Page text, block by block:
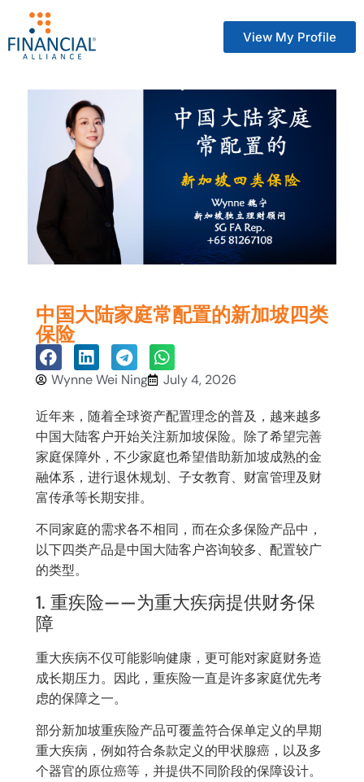
View My Profile
中国大陆家庭常配置的新加坡四类
保险
Wynne Wei Ning July 4, 2026
近年来，随着全球资产配置理念的普及，越来越多
中国大陆客户开始关注新加坡保险。除了希望完善
家庭保障外，不少家庭也希望借助新加坡成熟的金
融体系，进行退休规划、子女教育、财富管理及财
富传承等长期安排。
不同家庭的需求各不相同，而在众多保险产品中，
以下四类产品是中国大陆客户咨询较多、配置较广
的类型。
1. 重疾险——为重大疾病提供财务保
障
重大疾病不仅可能影响健康，更可能对家庭财务造
成长期压力。因此，重疾险一直是许多家庭优先考
虑的保障之一。
部分新加坡重疾险产品可覆盖符合保单定义的早期
重大疾病，例如符合条款定义的甲状腺癌，以及多
个器官的原位癌等，并提供不同阶段的保障设计。